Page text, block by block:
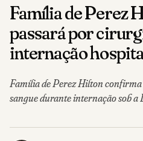
Família de Perez
passará por
internação
Família de Perez Hilton
sangue durante internação sob a